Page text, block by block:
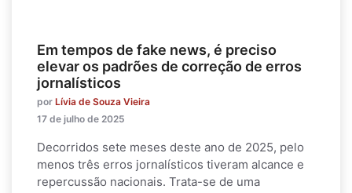
Em tempos de fake news, é preciso
elevar os padrões de correção de erros
jornalísticos
por Lívia de Souza Vieira
17 de julho de 2025
Decorridos sete meses deste ano de 2025, pelo
menos três erros jornalísticos tiveram alcance e
repercussão nacionais. Trata-se de uma